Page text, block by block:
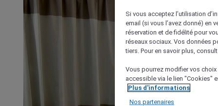
Si vous acceptez l’utilisation
email (si vous l’avez donné) en
réservation et de fidélité pour
réseaux sociaux. Vos données
tiers. Pour en savoir plus,
Vous pourrez modifier vos
accessible via le lien "Cookies"
Plus d'informations
Nos partenaires